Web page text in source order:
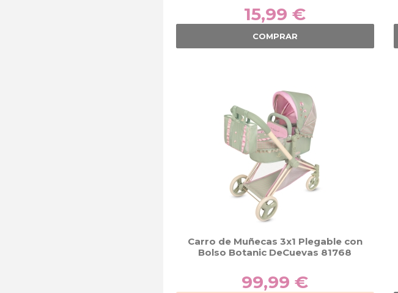
15,99 €
COMPRAR
Carro de Muñecas 3x1 Plegable con
Bolso Botanic DeCuevas 81768
99,99 €